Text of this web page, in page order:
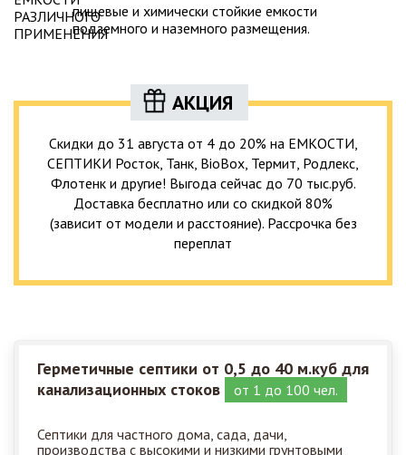
пищевые и химически стойкие емкости
подземного и наземного размещения.
АКЦИЯ
Скидки до 31 августа от 4 до 20% на ЕМКОСТИ,
СЕПТИКИ Росток, Танк, BioBox, Термит, Родлекс,
Флотенк и другие! Выгода сейчас до 70 тыс.руб.
Доставка бесплатно или со скидкой 80%
(зависит от модели и расстояние). Рассрочка без
переплат
Герметичные септики от 0,5 до 40 м.куб для
канализационных стоков
от 1 до 100 чел.
Септики для частного дома, сада, дачи,
производства с высокими и низкими грунтовыми